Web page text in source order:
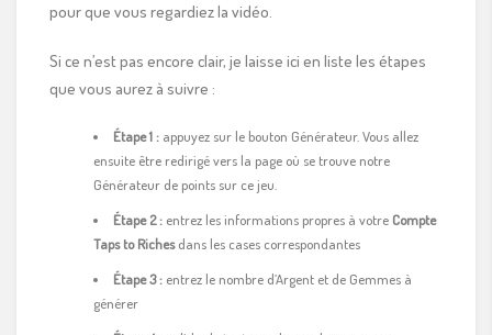
pour que vous regardiez la vidéo.
Si ce n’est pas encore clair, je laisse ici en liste les étapes
que vous aurez à suivre :
Étape 1 : appuyez sur le bouton Générateur. Vous allez
ensuite être redirigé vers la page où se trouve notre
Générateur de points sur ce jeu.
Étape 2 : entrez les informations propres à votre Compte
Taps to Richesdans les cases correspondantes
Étape 3 : entrez le nombre d’Argent et de Gemmes à
générer